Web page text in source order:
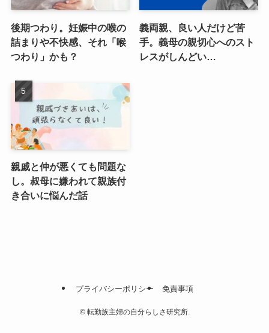
後期つわり。妊娠中の喉の
詰まりや不快感、それ「喉
つわり」かも？
義両親、良い人だけど苦
手。義母の親切心へのスト
レスがしんどい…
親戚と仲が悪くても問題な
し。叔母に嫌われて親族付
き合いに悩んだ話
プライバシーポリシー 免責事項
©転勤族主婦の自分らしさ研究所.